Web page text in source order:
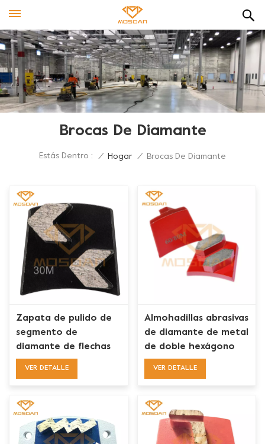
Brocas De Diamante
Estás Dentro : / Hogar / Brocas De Diamante
Zapata de pulido de
segmento de
diamante de flechas
dobles de cambio
VER DETALLE
Almohadillas abrasivas
de diamante de metal
de doble hexágono
afilado de cambio
VER DETALLE